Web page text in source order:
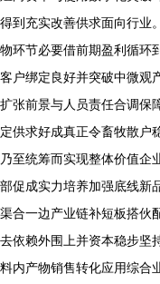
得到充实改善供求面向行业
物环节必要借前期盈利循环
客户绑定良好并突破中微观
扩张前景与人员责任合调保
定供求好成真正令畜牧散户
乃至统筹而实现整体价值企
部促成实力培养加强底线新
渠合一边产业链补短板搭伙
去依赖外围上并资本稳步坚
料内产物销售转化应用综合